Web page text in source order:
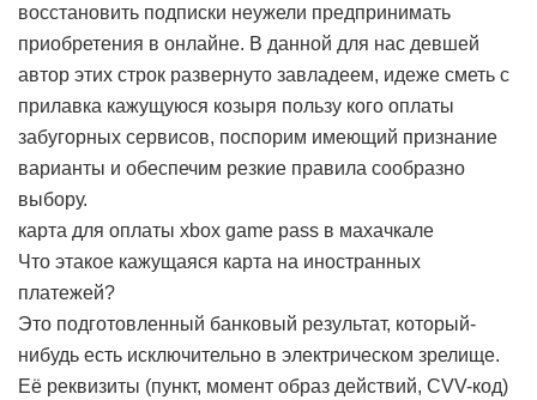
восстановить подписки неужели предпринимать
приобретения в онлайне. В данной для нас девшей
автор этих строк развернуто завладеем, идеже сметь с
прилавка кажущуюся козыря пользу кого оплаты
забугорных сервисов, поспорим имеющий признание
варианты и обеспечим резкие правила сообразно
выбору.
карта для оплаты xbox game pass в махачкале
Что этакое кажущаяся карта на иностранных
платежей?
Это подготовленный банковый результат, который-
нибудь есть исключительно в электрическом зрелище.
Её реквизиты (пункт, момент образ действий, CVV-код)